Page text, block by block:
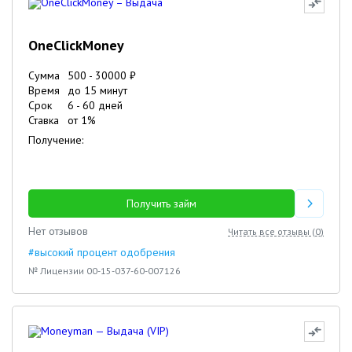
OneClickMoney
Сумма 500 - 30000 ₽
Время
до 15 минут
Срок
6 - 60 дней
Ставка
от 1%
Получение:
Получить займ
Нет отзывов
Читать все отзывы (0)
#высокий процент одобрения
№ Лицензии 00-15-037-60-007126